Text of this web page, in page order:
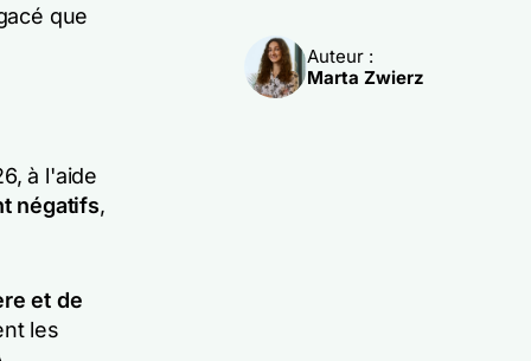
que
à l'aide
négatifs,
et de
les
Auteur :
Marta Zwierz